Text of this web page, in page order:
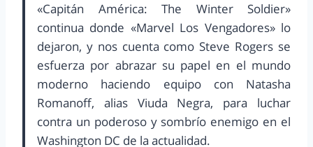
«Capitán América: The Winter Soldier»
continua donde «Marvel Los Vengadores» lo
dejaron, y nos cuenta como Steve Rogers se
esfuerza por abrazar su papel en el mundo
moderno haciendo equipo con Natasha
Romanoff, alias Viuda Negra, para luchar
contra un poderoso y sombrío enemigo en el
Washington DC de la actualidad.